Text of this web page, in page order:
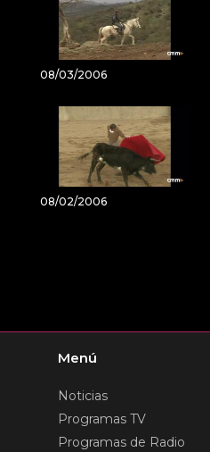
08/03/2006
08/02/2006
Menú
Noticias
Programas TV
Programas de Radio